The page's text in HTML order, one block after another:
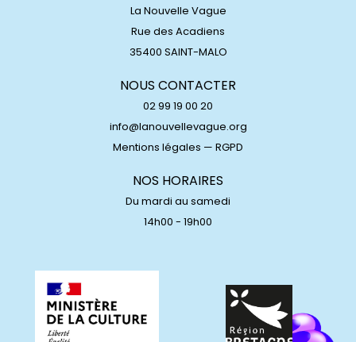
La Nouvelle Vague
Rue des Acadiens
35400 SAINT-MALO
NOUS CONTACTER
02 99 19 00 20
info@lanouvellevague.org
Mentions légales — RGPD
NOS HORAIRES
Du mardi au samedi
14h00 - 19h00